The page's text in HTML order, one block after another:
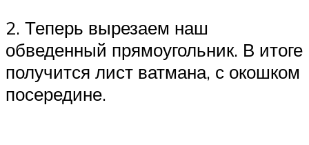
2. Теперь вырезаем наш
обведенный прямоугольник. В итоге
получится лист ватмана, с окошком
посередине.